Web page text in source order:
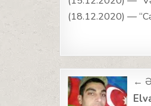
(18.12.2020) —
Post
navigation
←